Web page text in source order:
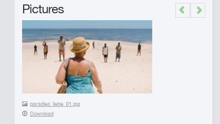
Pictures
paradies_liebe_01.jpg
Download
Previous
Next